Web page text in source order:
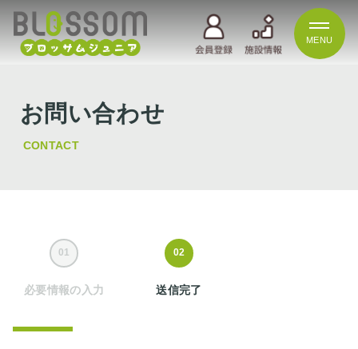
MENU
お問い合わせ
CONTACT
01
必要情報の入力
02
送信完了